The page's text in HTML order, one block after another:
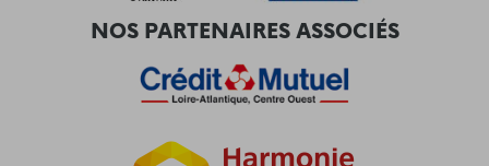
NOS PARTENAIRES ASSOCIÉS